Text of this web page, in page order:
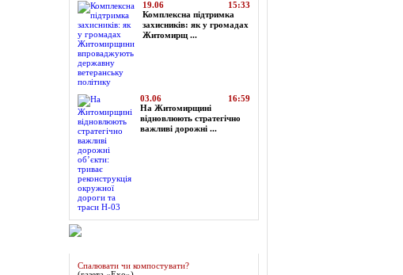
19.06
15:33
Комплексна підтримка
захисників: як у громадах
Житомирщ ...
03.06
16:59
На Житомирщині
відновлюють стратегічно
важливі дорожні ...
Спалювати чи компостувати?